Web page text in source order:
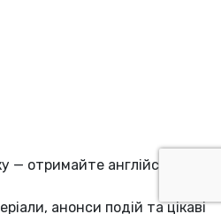
— отримайте англійську в
анонси подій та цікаві